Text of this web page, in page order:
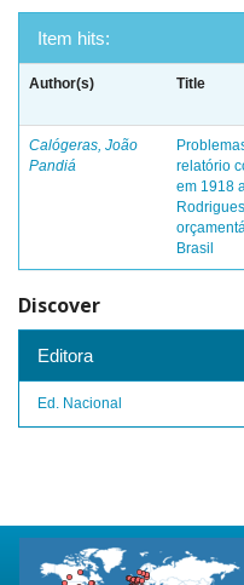
Item hits:
Author(s) Title
Calógeras, João
Pandiá
relatório
em 1918
Brasil
Discover
Editora
Ed. Nacional